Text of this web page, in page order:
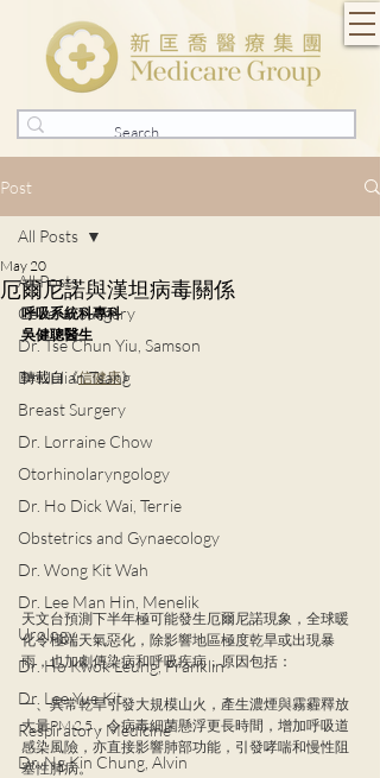
Post
All Posts
General Surgery
Dr. Tse Chun Yiu, Samson
Dr. Julian Tsang
Breast Surgery
Dr. Lorraine Chow
Otorhinolaryngology
Dr. Ho Dick Wai, Terrie
Obstetrics and Gynaecology
Dr. Wong Kit Wah
Dr. Lee Man Hin, Menelik
Urology
Dr. Ho Kwok Leung, Franklin
Dr. Lee Yue Kit
Respiratory Medicine
Dr. Ng Kin Chung, Alvin
All Posts
厄爾尼諾與漢坦病毒關係
May 20
呼吸系統科專科
吳健聰醫生
轉載自《信健康》
天文台預測下半年極可能發生厄爾尼諾現象，全球暖
化令極端天氣惡化，除影響地區極度乾旱或出現暴
雨，也加劇傳染病和呼吸疾病，原因包括：
一、異常乾旱引發大規模山火，產生濃煙與霧霾釋放
大量PM 2.5，令病毒細菌懸浮更長時間，增加呼吸道
感染風險，亦直接影響肺部功能，引發哮喘和慢性阻
塞性肺病。